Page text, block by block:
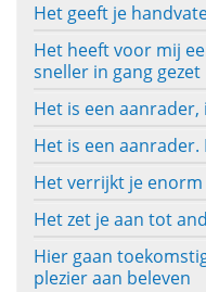
Het geeft je
Het heeft voor mij
sneller in gang gezet
Het is een
Het is een aanrader.
Het verrijkt je enorm
Het zet je aan tot
Hier gaan
plezier aan beleven